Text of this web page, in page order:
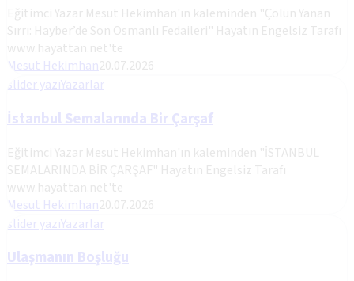
Eğitimci Yazar Mesut Hekimhan'ın kaleminden "Çölün Yanan
Sırrı: Hayber’de Son Osmanlı Fedaileri" Hayatın Engelsiz Tarafı
www.hayattan.net'te
Mesut Hekimhan20.07.2026
slider yazıYazarlar
İstanbul Semalarında Bir Çarşaf
Eğitimci Yazar Mesut Hekimhan'ın kaleminden "İSTANBUL
SEMALARINDA BİR ÇARŞAF" Hayatın Engelsiz Tarafı
www.hayattan.net'te
Mesut Hekimhan20.07.2026
slider yazıYazarlar
Ulaşmanın Boşluğu